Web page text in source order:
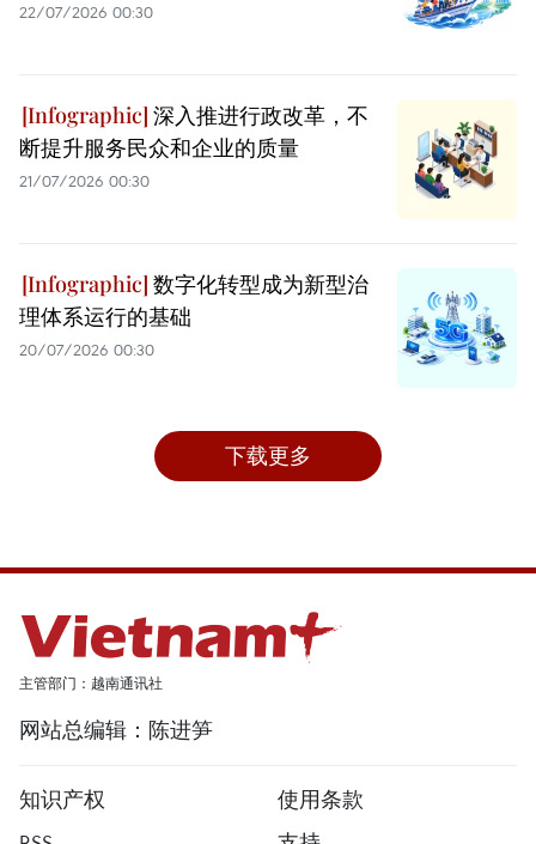
22/07/2026 00:30
深入推进行政改革，不
断提升服务民众和企业的质量
21/07/2026 00:30
数字化转型成为新型治
理体系运行的基础
20/07/2026 00:30
下载更多
主管部门：越南通讯社
网站总编辑：陈进笋
知识产权
使用条款